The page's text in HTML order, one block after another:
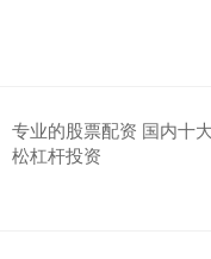
专业的股票配资 国内十
松杠杆投资